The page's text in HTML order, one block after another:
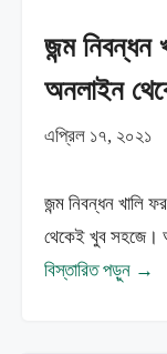
জন্ম
অনলাইন
এপ্রিল ১৭, ২০২১
জন্ম নিবন্ধন খালি
থেকেই খুব সহজে।
বিস্তারিত পড়ুন →